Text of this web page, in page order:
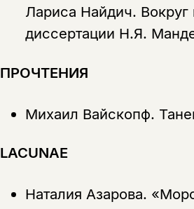
Лариса Найдич. Вокруг
диссертации Н.Я.
ПРОЧТЕНИЯ
Михаил Вайскопф.
LACUNAE
Наталия Азарова.
Подписка на
о книгах и событиях
Этой книги
уведомления, и при
на склад получить письмо
Эта книга
не предназначена